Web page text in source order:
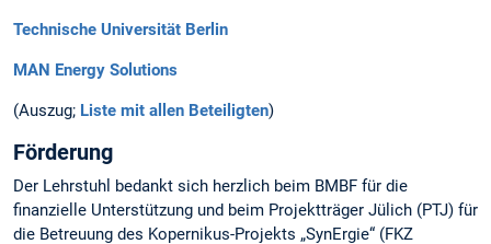
Technische Universität Berlin
MAN Energy Solutions
(Auszug; Liste mit allen Beteiligten)
Förderung
Der Lehrstuhl bedankt sich herzlich beim BMBF für die
finanzielle Unterstützung und beim Projektträger Jülich (PTJ) für
die Betreuung des Kopernikus-Projekts „SynErgie“ (FKZ